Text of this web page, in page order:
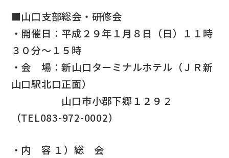
■山口支部総会・研修会
・開催日：平成２９年１月８日（日）１１時
３０分～１５時
・会 場：新山口ターミナルホテル（ＪＲ新
山口駅北口正面）
山口市小郡下郷１２９２
（TEL083-972-0002）
・内 容 １）総 会